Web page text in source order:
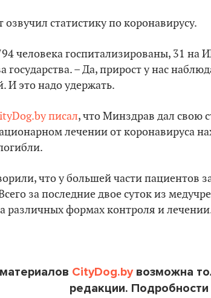
статистику по коронавирусу.
человека госпитализированы, 31 на
государства. – Да, прирост у нас
И это надо удержать.
писал, что Минздрав дал свою
лечении от коронавируса
что у большей части пациентов
за последние двое суток из
различных формах контроля и
CityDog.byвозможна
редакции. Подробности